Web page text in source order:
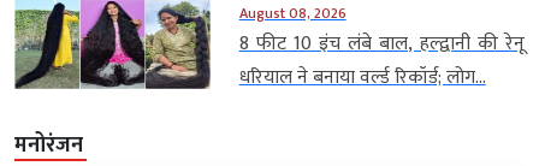
August 08, 2026
8 फीट 10 इंच लंबे बाल, हल्द्वानी की रेनू
धरियाल ने बनाया वर्ल्ड रिकॉर्ड; लोग...
मनोरंजन